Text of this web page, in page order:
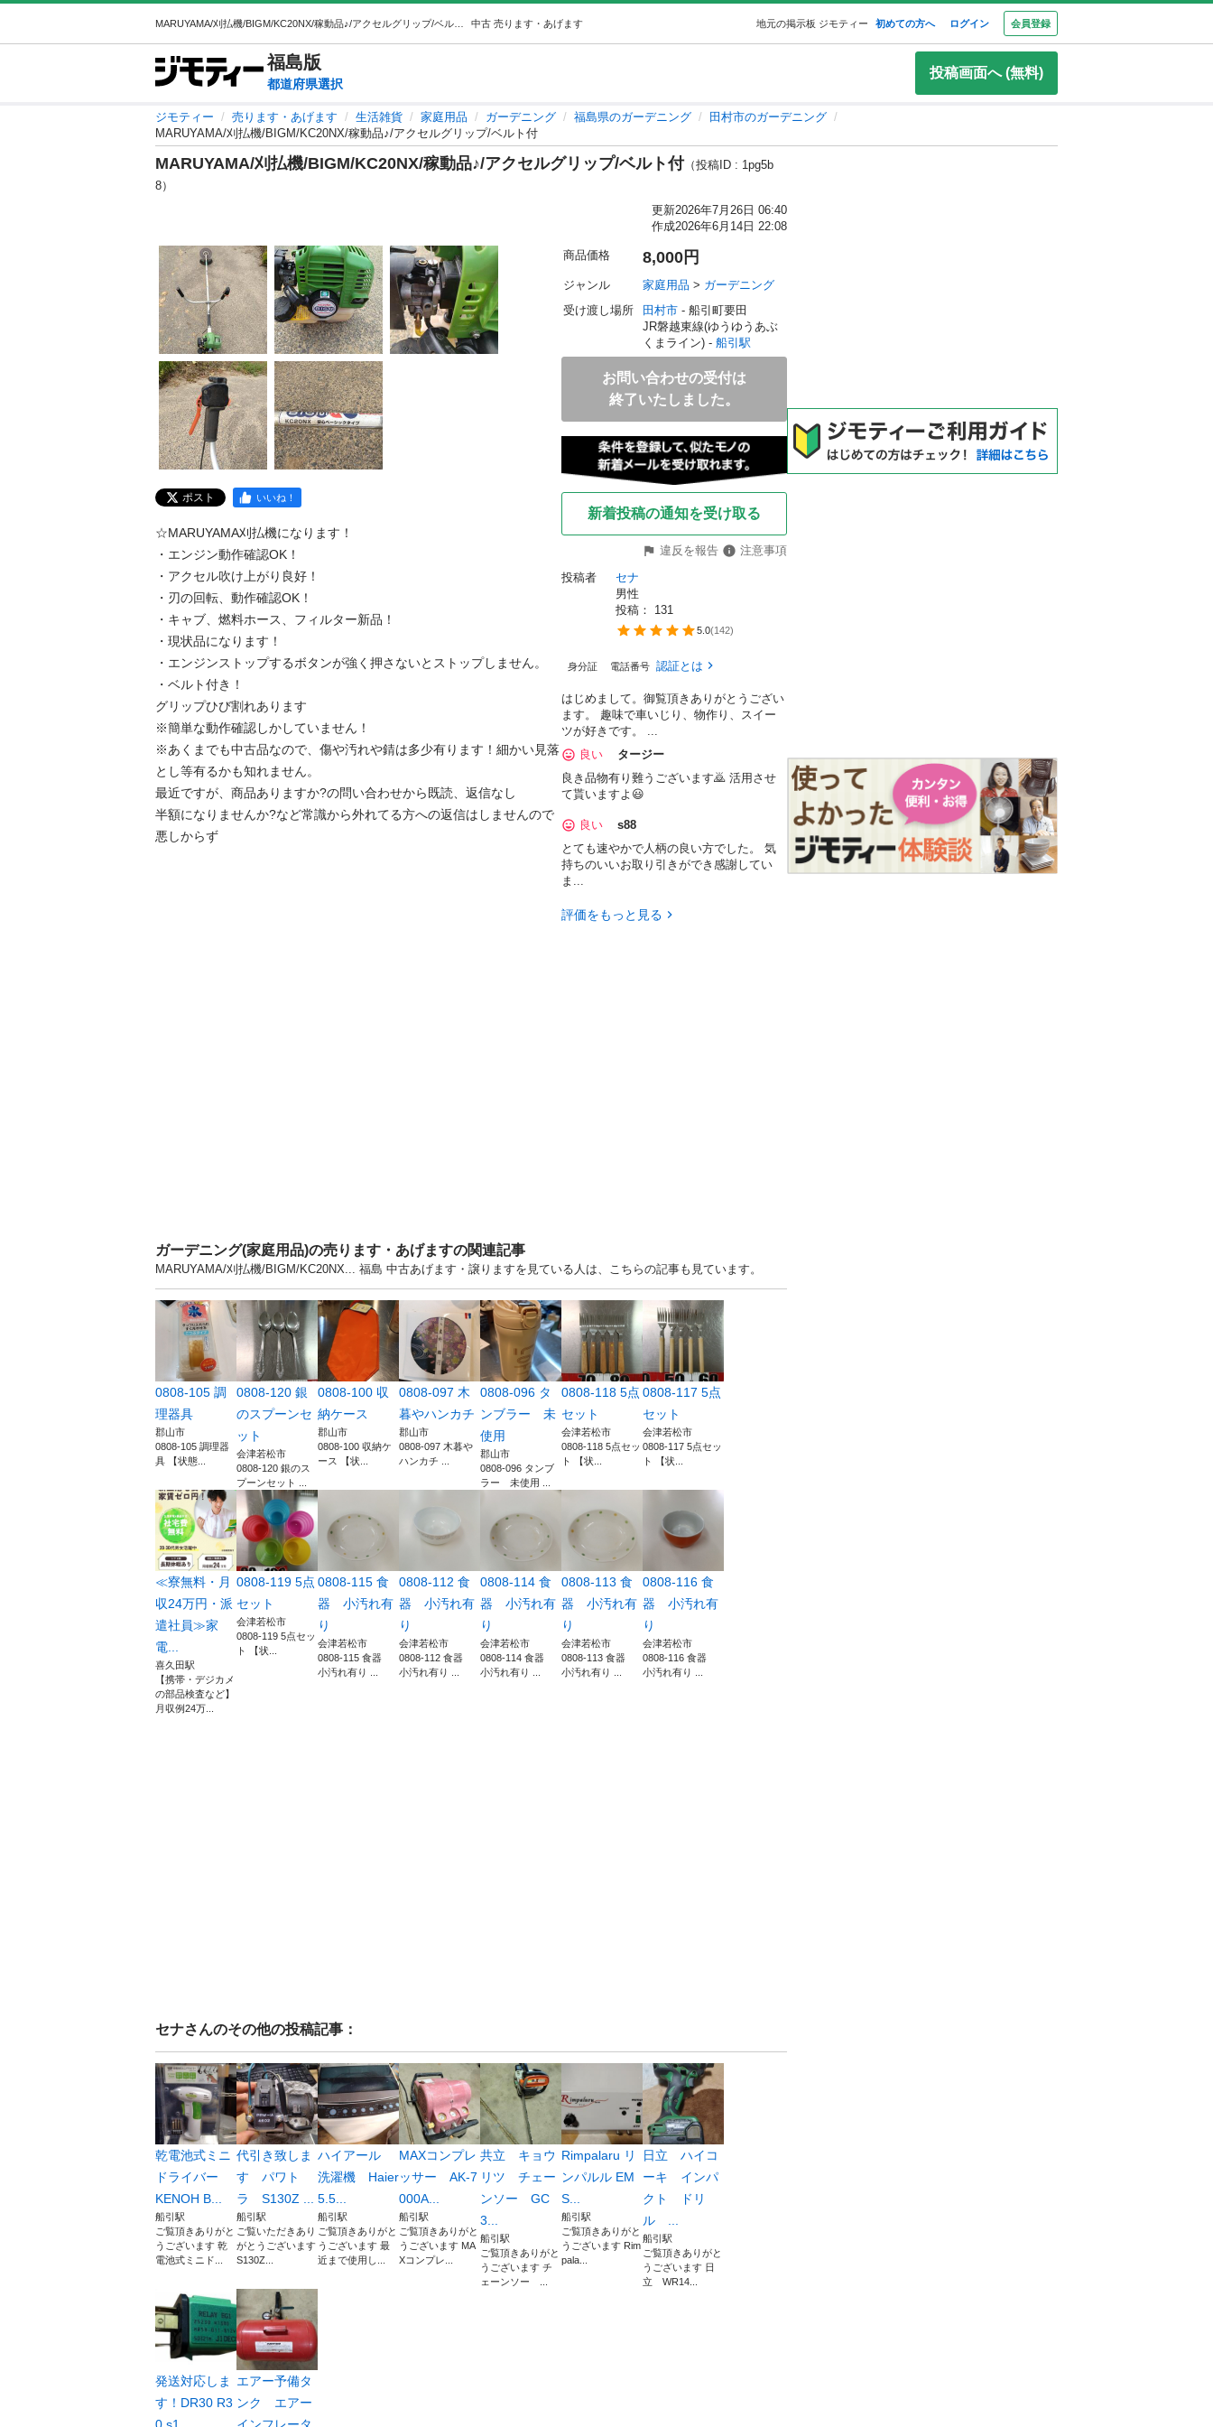
中古 売ります・あげます 地元の掲示板 ジモティー 初めての方へ ログイン 会員登録
福島版
都道府県選択
投稿画面へ (無料)
ジモティー 売ります・あげます 生活雑貨 家庭用品 ガーデニング 福島県のガーデニング
田村市のガーデニング
MARUYAMA/刈払機/BIGM/KC20NX/稼動品♪/アクセルグリップ/ベルト付
MARUYAMA/刈払機/BIGM/KC20NX/稼動品♪/アクセルグリップ/ベルト付（投稿ID : 1pg5b
8）
更新2026年7月26日 06:40
作成2026年6月14日 22:08
ポスト いいね！
☆MARUYAMA刈払機になります！
・エンジン動作確認OK！
・アクセル吹け上がり良好！
・刃の回転、動作確認OK！
・キャブ、燃料ホース、フィルター新品！
・現状品になります！
・エンジンストップするボタンが強く押さないとストップしません。
・ベルト付き！
グリップひび割れあります
※簡単な動作確認しかしていません！
※あくまでも中古品なので、傷や汚れや錆は多少有ります！細かい見落
とし等有るかも知れません。
最近ですが、商品ありますか?の問い合わせから既読、返信なし
半額になりませんか?など常識から外れてる方への返信はしませんので
悪しからず
商品価格 8,000円
ジャンル 家庭用品 > ガーデニング
受け渡し場所
田村市 - 船引町要田
JR磐越東線(ゆうゆうあぶ
くまライン) - 船引駅
お問い合わせの受付は
終了いたしました。
新着投稿の通知を受け取る
違反を報告
注意事項
投稿者
セナ
男性
投稿： 131
5.0(142)
身分証 電話番号 認証とは
はじめまして。御覧頂きありがとうござい
ます。 趣味で車いじり、物作り、スイー
ツが好きです。 ...
良い
タージー
良き品物有り難うございます🙇 活用させ
て貰いますよ😃
良い
s88
とても速やかで人柄の良い方でした。 気
持ちのいいお取り引きができ感謝してい
ま...
評価をもっと見る
ガーデニング(家庭用品)の売ります・あげますの関連記事
MARUYAMA/刈払機/BIGM/KC20NX... 福島 中古あげます・譲りますを見ている人は、こちらの記事も見ています。
0808-105 調
理器具
郡山市
0808-105 調理器
具 【状態...
0808-120 銀
のスプーンセ
ット
会津若松市
0808-120 銀のス
プーンセット ...
0808-100 収
納ケース
郡山市
0808-100 収納ケ
ース 【状...
0808-097 木
暮やハンカチ
郡山市
0808-097 木暮や
ハンカチ ...
0808-096 タ
ンブラー 未
使用
郡山市
0808-096 タンブ
ラー 未使用 ...
0808-118 5点
セット
会津若松市
0808-118 5点セッ
ト 【状...
0808-117 5点
セット
会津若松市
0808-117 5点セッ
ト 【状...
≪寮無料・月
収24万円・派
遣社員≫家
電...
喜久田駅
【携帯・デジカメ
の部品検査など】
月収例24万...
0808-119 5点
セット
会津若松市
0808-119 5点セッ
ト 【状...
0808-115 食
器 小汚れ有
り
会津若松市
0808-115 食器
小汚れ有り ...
0808-112 食
器 小汚れ有
り
会津若松市
0808-112 食器
小汚れ有り ...
0808-114 食
器 小汚れ有
り
会津若松市
0808-114 食器
小汚れ有り ...
0808-113 食
器 小汚れ有
り
会津若松市
0808-113 食器
小汚れ有り ...
0808-116 食
器 小汚れ有
り
会津若松市
0808-116 食器
小汚れ有り ...
セナさんのその他の投稿記事：
乾電池式ミニ
ドライバー
KENOH B...
船引駅
ご覧頂きありがと
うございます 乾
電池式ミニド...
代引き致しま
す パワト
ラ S130Z ...
船引駅
ご覧いただきあり
がとうございます
S130Z...
ハイアール
洗濯機 Haier
5.5...
船引駅
ご覧頂きありがと
うございます 最
近まで使用し...
MAXコンプレ
ッサー AK-7
000A...
船引駅
ご覧頂きありがと
うございます MA
Xコンプレ...
共立 キョウ
リツ チェー
ンソー GC
3...
船引駅
ご覧頂きありがと
うございます チ
ェーンソー ...
Rimpalaru リ
ンパルル EM
S...
船引駅
ご覧頂きありがと
うございます Rim
pala...
日立 ハイコ
ーキ インパ
クト ドリ
ル ...
船引駅
ご覧頂きありがと
うございます 日
立 WR14...
発送対応しま
す！DR30 R3
エアー予備タ
ンク エアー